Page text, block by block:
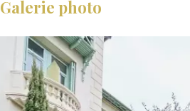
Galerie photo